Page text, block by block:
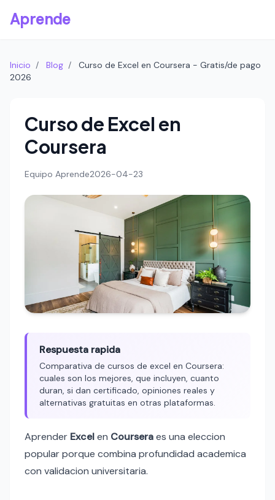
Aprende
Inicio / Blog /
Curso de Excel en Coursera - Gratis/de pago
2026
Curso de Excel en
Coursera
Equipo Aprende2026-04-23
Respuesta rapida
Comparativa de cursos de excel en Coursera:
cuales son los mejores, que incluyen, cuanto
duran, si dan certificado, opiniones reales y
alternativas gratuitas en otras plataformas.
Aprender Excelen Courseraes una eleccion
popular porque combina profundidad academica
con validacion universitaria.